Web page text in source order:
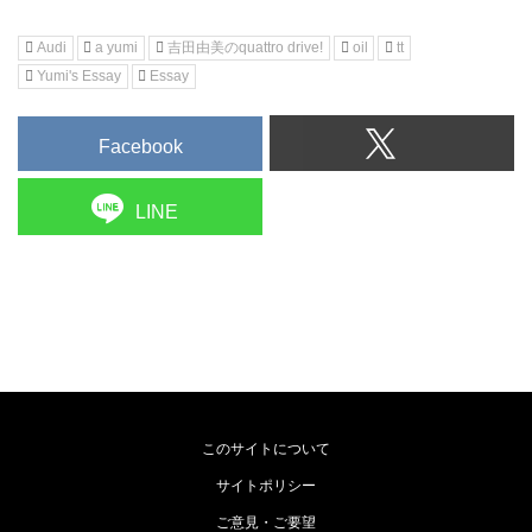
Audi a yumi 吉田由美のquattro drive! oil
tt
Yumi's Essay
Essay
Facebook
LINE
このサイトについて
サイトポリシー
ご意見・ご要望